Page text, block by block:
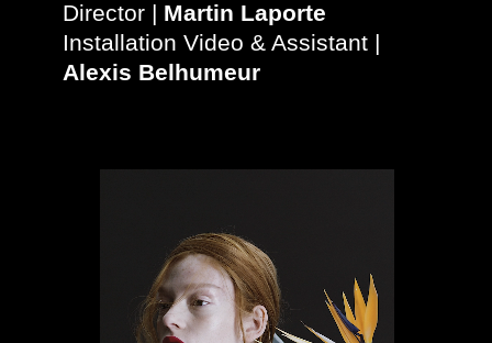
Director | Martin Laporte
Installation Video & Assistant |
Alexis Belhumeur